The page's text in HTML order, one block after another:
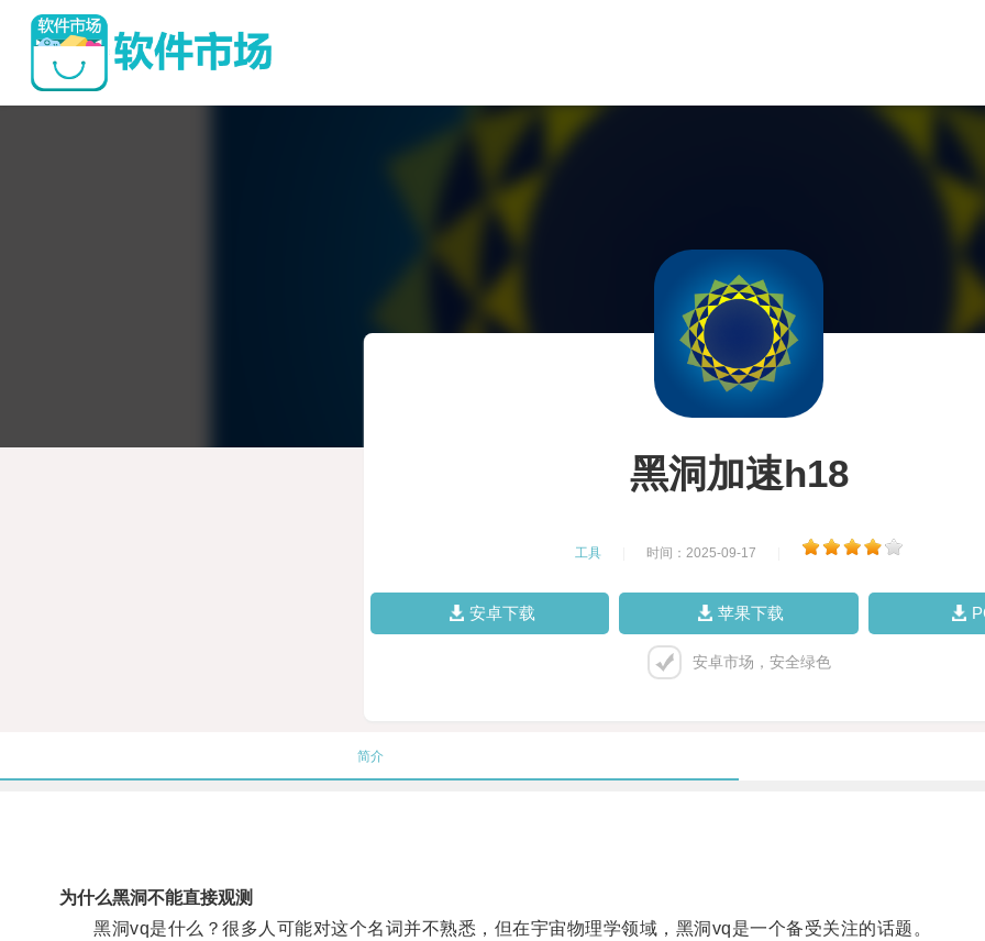
黑洞加速h18
工具 时间：2025-09-17
安卓下载 苹果下载
安卓市场，安全绿色
简介
为什么黑洞不能直接观测
黑洞vq是什么？很多人可能对这个名词并不熟悉，但在宇宙物理学领域，黑洞vq是一个备受关注的话题。